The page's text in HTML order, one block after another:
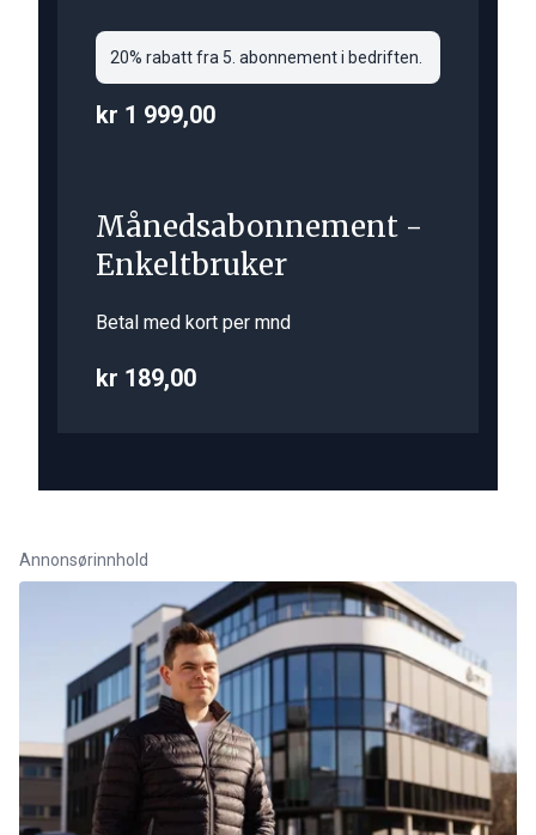
20% rabatt fra 5. abonnement i bedriften.
kr 1 999,00
Månedsabonnement -
Enkeltbruker
Betal med kort per mnd
kr 189,00
Annonsørinnhold